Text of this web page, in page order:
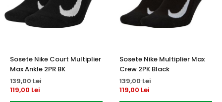
Accesorii tenis
Gripuri & overgripuri
Testeaza rachete
Sosete Nike Court Multiplier
Max Ankle 2PR BK
139,00 Lei
119,00 Lei
Sosete Nike Multiplier Max
Crew 2PK Black
139,00 Lei
119,00 Lei